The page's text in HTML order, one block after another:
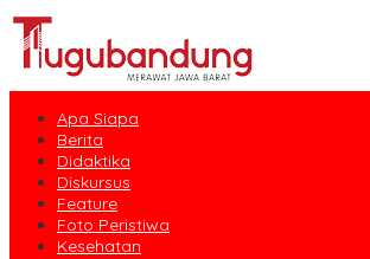
Apa Siapa
Berita
Didaktika
Diskursus
Feature
Foto Peristiwa
Kesehatan